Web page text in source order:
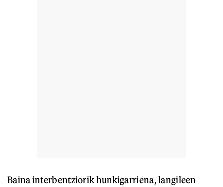
Baina interbentziorik hunkigarriena, langileen